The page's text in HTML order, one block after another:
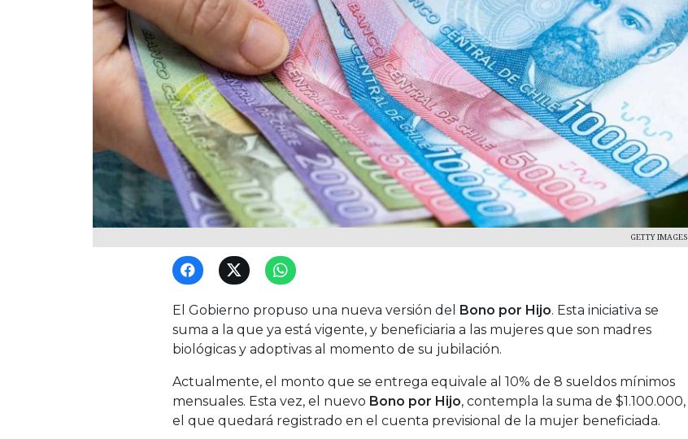
GETTY IMAGES
El Gobierno propuso una nueva versión del Bono por Hijo. Esta iniciativa se
suma a la que ya está vigente, y beneficiaria a las mujeres que son madres
biológicas y adoptivas al momento de su jubilación.
Actualmente, el monto que se entrega equivale al 10% de 8 sueldos mínimos
mensuales. Esta vez, el nuevo Bono por Hijo, contempla la suma de $1.100.000,
el que quedará registrado en el cuenta previsional de la mujer beneficiada.